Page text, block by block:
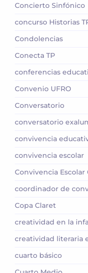
Concierto Sinfónico
concurso Historias
Condolencias
Conecta TP
conferencias
Convenio UFRO
Conversatorio
conversatorio
convivencia
convivencia escolar
Convivencia Escolar
coordinador de
Copa Claret
creatividad en la
creatividad literaria
cuarto básico